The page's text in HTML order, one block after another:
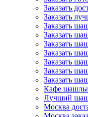
Заказать
Заказать
Заказать
Заказать
Заказать
Заказать
Заказать
Заказать
Заказать
Кафе
Лучший
Москва